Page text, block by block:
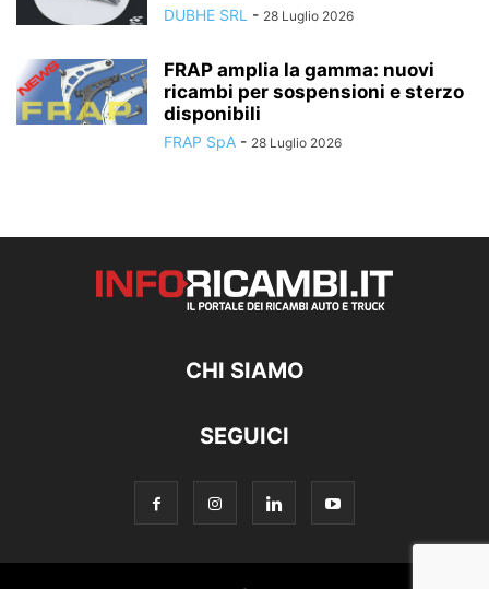
DUBHE SRL - 28 Luglio 2026
FRAP amplia la gamma: nuovi
ricambi per sospensioni e sterzo
disponibili
FRAP SpA - 28 Luglio 2026
CHI SIAMO
SEGUICI